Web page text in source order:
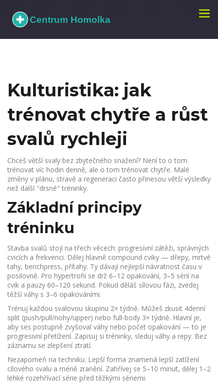
Kulturistika: jak
trénovat chytře a růst
svalů rychleji
Chceš větší svaly bez zbytečného snažení? Není to o tom
trénovat víc hodin denně, ale o tom trénovat chytře. Malé
změny v plánu, stravě a regeneraci často přinesou větší výsledky
než další "drsné" tréninky.
Základní principy
tréninku
Stavba svalů stojí na třech věcech: progresivní zátěži, správných
cvicích a frekvenci. Dělej hlavně compound cviky — dřepy, mrtvé
tahy, benchpress, přítahy. Ty dávají nejlepší návratnost času v
posilovně. Pro hypertrofii se drž 6–12 opakování, 3–5 sérií na
cvik a pauzy 60–120 sekund. Pokud děláš sílovou fázi, zvedej
těžší váhy s 3–6 opakováními.
Trénuj každou svalovou skupinu 2× týdně. Můžeš zkusit 4denní
split (push/pull/nohy/upper) nebo full-body 3× týdně. Hlavní je,
aby ses postupně zvyšoval váhy nebo počet opakování — to je
progresivní přetížení. Zapisuj si tréninky, sleduj váhy a repy. Bez
záznamu se zlepšení ztratí.
Nezapomeň na techniku. Lepší forma znamená lepší zatížení
cílového svalu a méně zranění. Zahřívej se 5–10 minut, dělej 1–2
lehké rozehřívací série před těžkými sériemi.